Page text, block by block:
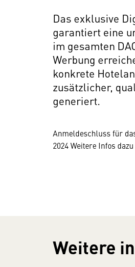
Das exklusive
garantiert eine
im gesamten
Werbung
konkrete
zusätzlicher,
generiert.
Anmeldeschluss für
2024 Weitere Infos
Weitere